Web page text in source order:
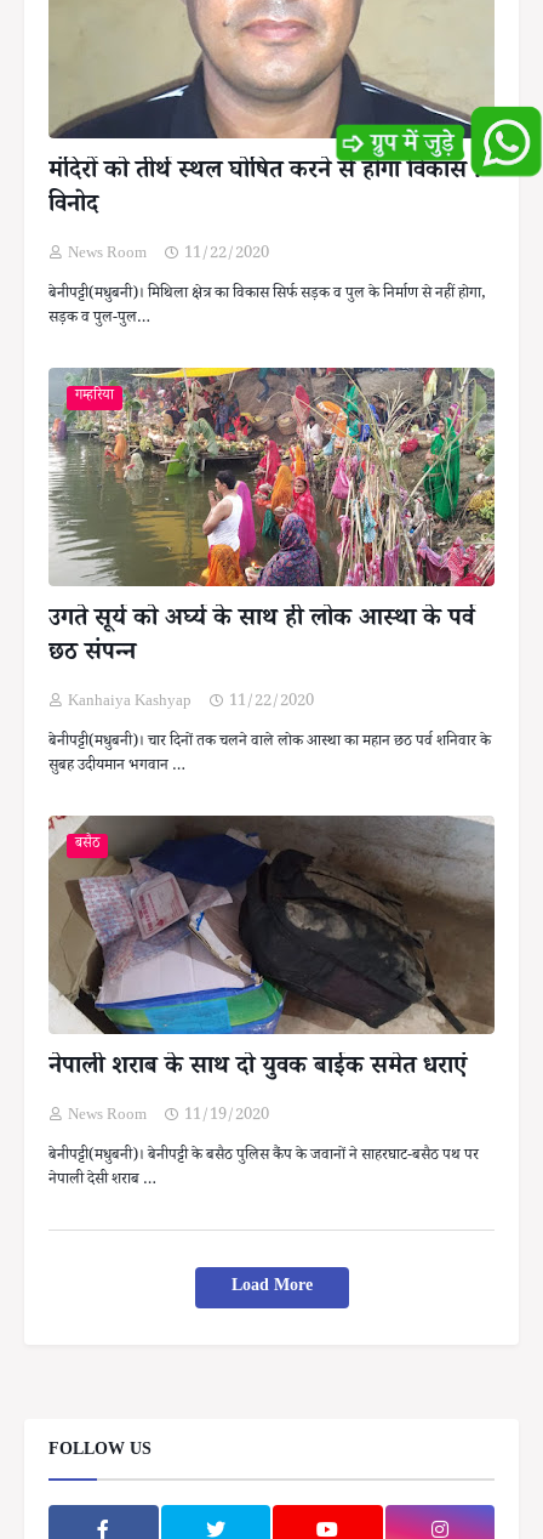
मंदिरों को तीर्थ स्थल घोषित करने से होगा विकास :
विनोद
News Room
11/22/2020
बेनीपट्टी(मधुबनी)। मिथिला क्षेत्र का विकास सिर्फ सड़क व पुल के निर्माण से नहीं होगा,
सड़क व पुल-पुल…
गम्हरिया
उगते सूर्य को अर्घ्य के साथ ही लोक आस्था के पर्व
छठ संपन्न
Kanhaiya Kashyap
11/22/2020
बेनीपट्टी(मधुबनी)। चार दिनों तक चलने वाले लोक आस्था का महान छठ पर्व शनिवार के
सुबह उदीयमान भगवान …
बसैठ
नेपाली शराब के साथ दो युवक बाईक समेत धराएं
News Room
11/19/2020
बेनीपट्टी(मधुबनी)। बेनीपट्टी के बसैठ पुलिस कैंप के जवानों ने साहरघाट-बसैठ पथ पर
नेपाली देसी शराब …
Load More
FOLLOW US